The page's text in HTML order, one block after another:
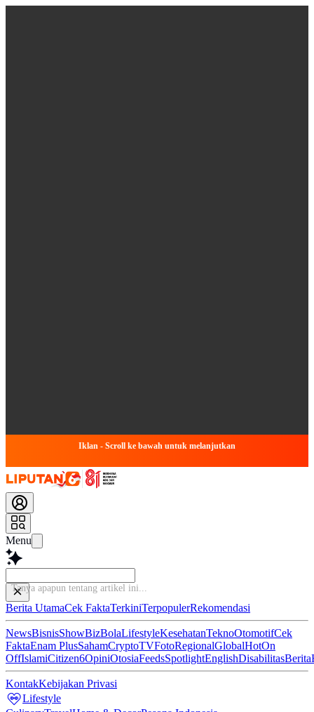
Iklan - Scroll ke bawah untuk melanjutkan
Menu
Tanya apapun
Berita UtamaCek FaktaTerkiniTerpopulerRekomendasi
NewsBisnisShowBizBolaLifestyleKesehatanTeknoOtomotifCek
FaktaEnam PlusSahamCryptoTVFotoRegionalGlobalHotOn
OffIslamiCitizen6OpiniOtosiaFeedsSpotlightEnglishDisabilitasBerita
KontakKebijakan Privasi
Lifestyle